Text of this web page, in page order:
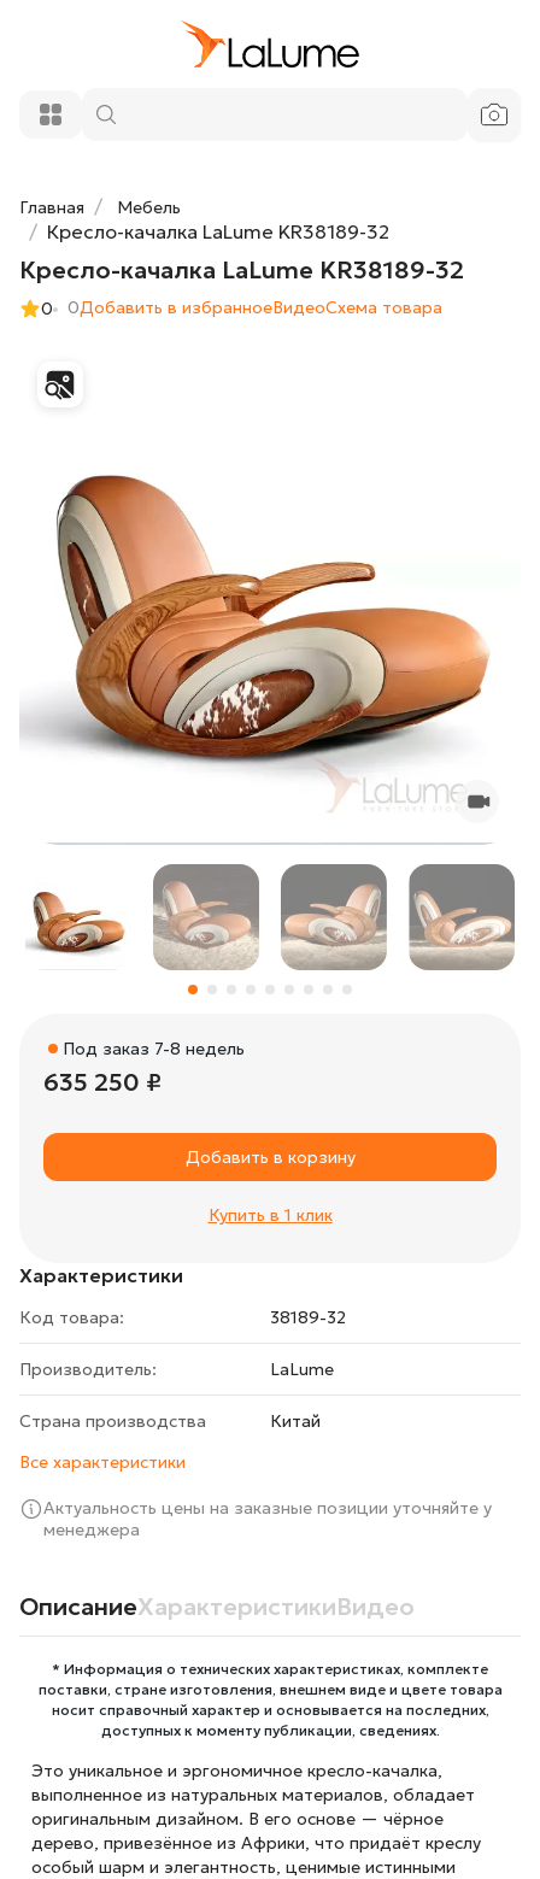
Главная Мебель
Кресло-качалка LaLume KR38189-32
Кресло-качалка LaLume KR38189-32
0 0Добавить в избранноеВидеоCхема товара
Характеристики
Код товара: 38189-32
Производитель: LaLume
Страна производства
Китай
Все характеристики
Актуальность цены на заказные позиции уточняйте у
менеджера
Под заказ 7-8 недель
635 250 ₽
Добавить в корзину
Купить в 1 клик
ОписаниеХарактеристикиВидео
* Информация о технических характеристиках, комплекте
поставки, стране изготовления, внешнем виде и цвете товара
носит справочный характер и основывается на последних,
доступных к моменту публикации, сведениях.
Это уникальное и эргономичное кресло-качалка,
выполненное из натуральных материалов, обладает
оригинальным дизайном. В его основе — чёрное
дерево, привезённое из Африки, что придаёт креслу
особый шарм и элегантность, ценимые истинными
Кресло-качалка LaLume KR38189-32